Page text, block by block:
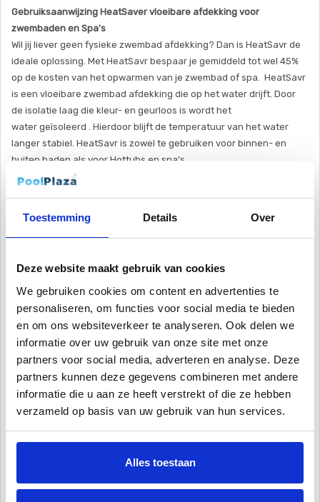
Toestemming Details Over
Deze website maakt gebruik van cookies
We gebruiken cookies om content en advertenties te
personaliseren, om functies voor social media te bieden
en om ons websiteverkeer te analyseren. Ook delen we
informatie over uw gebruik van onze site met onze
partners voor social media, adverteren en analyse. Deze
partners kunnen deze gegevens combineren met andere
informatie die u aan ze heeft verstrekt of die ze hebben
verzameld op basis van uw gebruik van hun services.
Alles toestaan
Gebruiksaanwijzing HeatSaver vloeibare afdekking voor
zwembaden en Spa's
Wil jij liever geen fysieke zwembad afdekking? Dan is HeatSavr de
ideale oplossing. Met HeatSavr bespaar je gemiddeld tot wel 45%
op de kosten van het opwarmen van je zwembad of spa. HeatSavr
is een vloeibare zwembad afdekking die op het water drijft. Door
de isolatie laag die kleur- en geurloos is wordt het
water geïsoleerd . Hierdoor blijft de temperatuur van het water
langer stabiel. HeatSavr is zowel te gebruiken voor binnen- en
buiten baden als voor Hottubs en spa's.
verhouding is 1 ml per m² per dag. Na het toevoegen van HeatSavr
kunt u direct zwemmen. Het product is geur en smaakloos, hier
Veiligheidsvoorschrift
Bewaar HeatSavr op een veilige, koele en droge plek. Buiten het
bereik van kinderen houden
Kenmerken HeatSavr
Geleverd in vloeibare vorm
Biologisch afbreekbaar
Voorzien van een KIWA keurmerk
Blijft niet op badkleding achter
Onzichtbaar
Opzoek naar een fysieke afdekking voor uw zwembad? Bekijk dan